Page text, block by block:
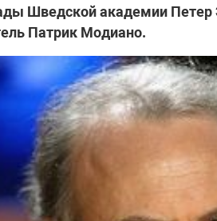
Шведской академии Петер
Патрик Модиано.